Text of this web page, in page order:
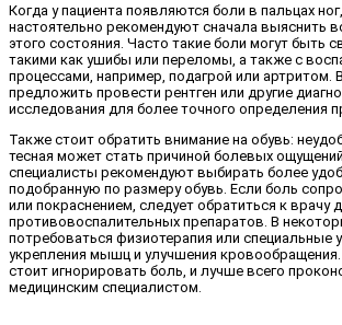
Когда у пациента появляются боли в пальцах
настоятельно рекомендуют сначала выяснить
этого состояния. Часто такие боли могут быть
такими как ушибы или переломы, а также с
процессами, например, подагрой или артритом.
предложить провести рентген или другие
исследования для более точного определения
Также стоит обратить внимание на обувь:
тесная может стать причиной болевых
специалисты рекомендуют выбирать более
подобранную по размеру обувь. Если боль
или покраснением, следует обратиться к врачу
противовоспалительных препаратов. В
потребоваться физиотерапия или специальные
укрепления мышц и улучшения
стоит игнорировать боль, и лучше всего
медицинским специалистом.